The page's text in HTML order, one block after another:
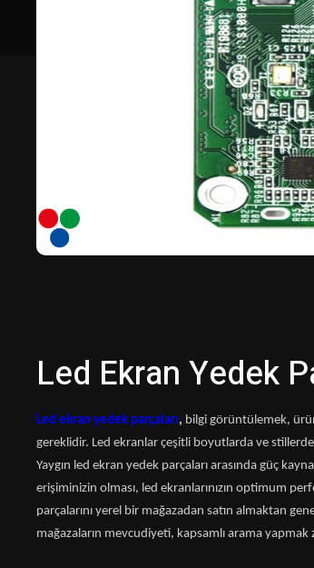
Led Ekran Yedek
Led ekran yedek parçaları, bilgi görüntülemek,
gereklidir. Led ekranlar çeşitli boyutlarda ve
Yaygın led ekran yedek parçaları arasında güç
erişiminizin olması, led ekranlarınızın optimum
parçalarını yerel bir mağazadan satın almaktan
mağazaların mevcudiyeti, kapsamlı arama